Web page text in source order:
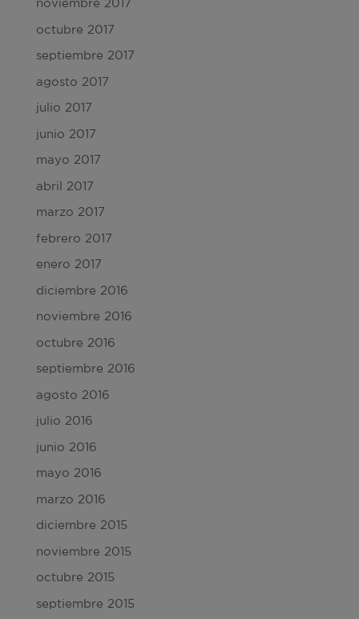
noviembre 2017
octubre 2017
septiembre 2017
agosto 2017
julio 2017
junio 2017
mayo 2017
abril 2017
marzo 2017
febrero 2017
enero 2017
diciembre 2016
noviembre 2016
octubre 2016
septiembre 2016
agosto 2016
julio 2016
junio 2016
mayo 2016
marzo 2016
diciembre 2015
noviembre 2015
octubre 2015
septiembre 2015